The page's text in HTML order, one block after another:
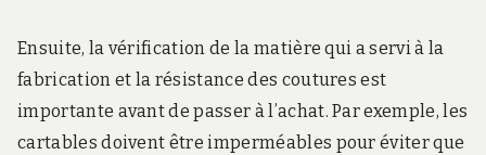
Ensuite, la vérification de la matière qui a servi à la
fabrication et la résistance des coutures est
importante avant de passer à l’achat. Par exemple, les
cartables doivent être imperméables pour éviter que